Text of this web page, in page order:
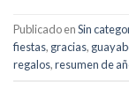
Publicado enSin
fiestas, gracias,
regalos,resumen de